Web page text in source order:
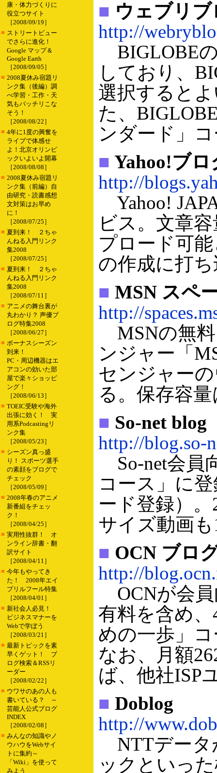
康・体力づくりに
役立つサイト
［2008/09/19］
■ ストリートビュー
でさらに進化！
Google マップ＆
Google Earth
［2008/09/05］
■ 2008夏休み宿題リ
ンク集（後編）調
べ学習・工作・天
気もバッチリこな
そう！
［2008/08/22］
■ 4年に1度の興奮を
ライブで体感せ
よ！北京オリンピ
ックいよいよ開幕
［2008/08/08］
■ 2008夏休み宿題リ
ンク集（前編）自
由研究・読書感想
文対策はお早め
に！
［2008/07/25］
■ 夏到来！ ２ちゃ
んねる入門リンク
集2008
［2008/07/25］
■ 夏到来！ ２ちゃ
んねる入門リンク
集2008
［2008/07/11］
■ アニメの舞台裏が
丸わかり？ 声優ブ
ログ特集2008
［2008/06/27］
■ ボーナスシーズン
到来！
PC・周辺機器はエ
アコンの効いた部
屋で楽々ショッピ
ング！
［2008/06/13］
■ TOEIC受験や海外
出張に効く！ 実
用系Podcastingリ
ンク集
［2008/05/23］
■ シーズン真っ盛
り！ スポーツ選手
の素顔をブログで
チェック
［2008/05/09］
■ 2008年春のアニメ
新番組をチェッ
ク！
［2008/04/25］
■ 実用性抜群！ オ
ンライン辞書・翻
訳サイト
［2008/04/11］
■ 今年もやってき
た！ 2008年エイ
プリルフール特集
［2008/04/01］
■ 新社会人必見！
ビジネスマナーを
Webで学ぼう
［2008/03/21］
■ 最新トピックを素
早くゲット！ ブ
ログ検索＆RSSリ
ーダー
［2008/02/22］
■ ウワサのあの人も
書いている？ ～
芸能人公式ブログ
INDEX
［2008/02/08］
■ みんなの知識やノ
ウハウをWebサイ
トに集約～
「Wiki」を使って
みよう
■ ウェブリブ
http://
BIGLOBE
しており、
選択すると
た、
ンダード」
■ Yahoo!ブロ
http://
Yahoo!
ビス。文章
プロード可
の作成に打
■ MSN スペ
http://
MSNの無料
ンジャー「
センジャー
る。保存容
■ So-net blog
http://blog.so-
So-net会員
コース」に
ード登録）
サイズ動画
■ OCN ブロ
http://
OCNが会員
有料を含め
めの一歩」
なお、月額
ば、他社ISP
■ Doblog
http://
NTTデータ
ックといっ